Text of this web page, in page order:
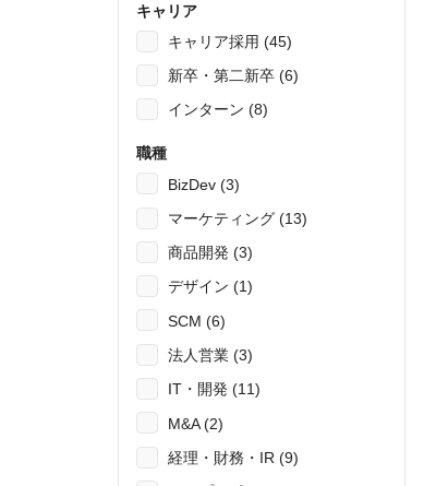
キャリア
キャリア採用 (45)
新卒・第二新卒 (6)
インターン (8)
職種
BizDev (3)
マーケティング (13)
商品開発 (3)
デザイン (1)
SCM (6)
法人営業 (3)
IT・開発 (11)
M&A (2)
経理・財務・IR (9)